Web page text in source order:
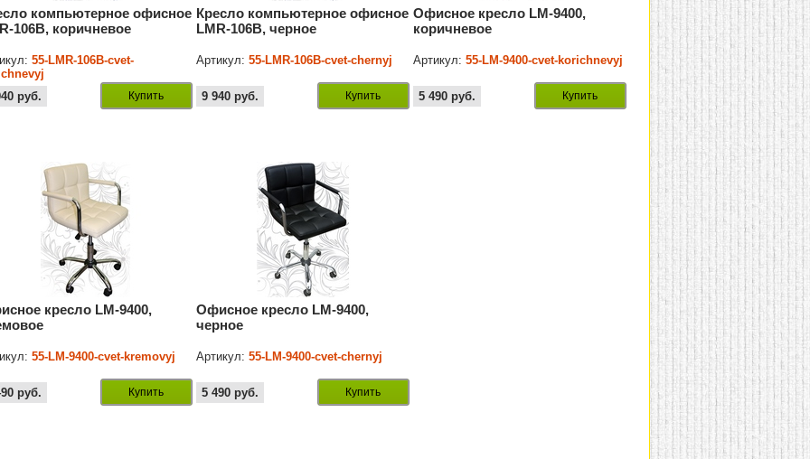
компьютерное офисное
106B, коричневое
55-LMR-106B-cvet-
руб. Купить
Кресло компьютерное офисное
LMR-106B, черное
Артикул:55-LMR-106B-cvet-chernyj
9 940 руб. Купить
Офисное кресло LM-9400,
коричневое
Артикул:55-LM-9400-cvet-korichnevyj
5 490 руб. Купить
кресло LM-9400,
55-LM-9400-cvet-kremovyj
руб. Купить
Офисное кресло LM-9400,
черное
Артикул:55-LM-9400-cvet-chernyj
5 490 руб. Купить